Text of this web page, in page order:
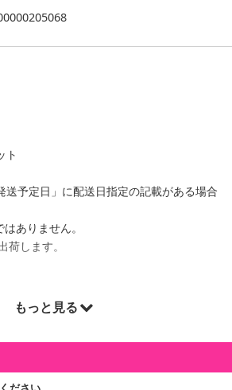
ト
送予定日」に配送日指定の記載がある場合
ありません。
荷します。
もっと見る